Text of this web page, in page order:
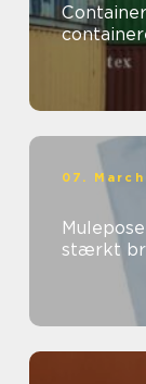
07.
stærkt